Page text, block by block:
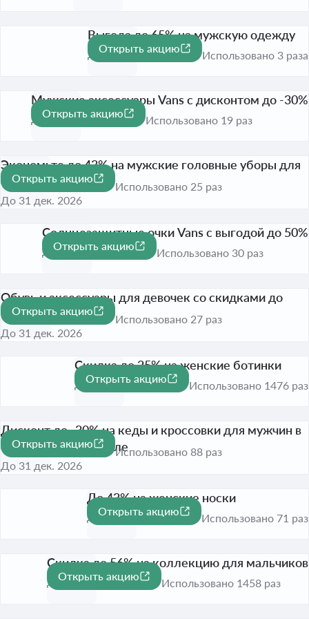
-65%
Выгода до 65% на мужскую одежду
До 30 сент. 2026
Открыть акцию
Использовано 3 раза
-30%
Мужские аксессуары Vans с дисконтом до -30%
До 31 дек. 2026
Открыть акцию
Использовано 19 раз
-43%
Экономьте до 43% на мужские головные уборы для
скейтбординга
До 31 дек. 2026
Открыть акцию
Использовано 25 раз
-50%
Солнцезащитные очки Vans с выгодой до 50%
До 31 дек. 2026
Открыть акцию
Использовано 30 раз
-56%
Обувь и аксессуары для девочек со скидками до
56%
До 31 дек. 2026
Открыть акцию
Использовано 27 раз
-25%
Скидка до 25% на женские ботинки
До 31 дек. 2026
Открыть акцию
Использовано 1476 раз
-30%
Дисконт до -30% на кеды и кроссовки для мужчин в
специальном разделе
До 31 дек. 2026
Открыть акцию
Использовано 88 раз
-43%
До 43% на женские носки
До 31 дек. 2026
Открыть акцию
Использовано 71 раз
-56%
Скидка до 56% на коллекцию для мальчиков
До 31 дек. 2026
Открыть акцию
Использовано 1458 раз